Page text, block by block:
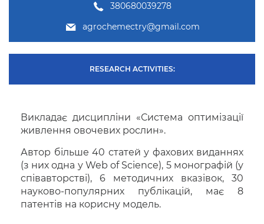
380680039278
agrochemectry@gmail.com
RESEARCH ACTIVITIES:
Викладає дисципліни «Система оптимізації
живлення овочевих рослин».
Автор більше 40 статей у фахових виданнях
(з них одна у Web of Science), 5 монографій (у
співавторстві), 6 методичних вказівок, 30
науково-популярних публікацій, має 8
патентів на корисну модель.